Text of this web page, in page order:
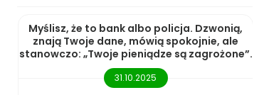
Myślisz, że to bank albo policja. Dzwonią,
znają Twoje dane, mówią spokojnie, ale
stanowczo: „Twoje pieniądze są zagrożone”.
31.10.2025